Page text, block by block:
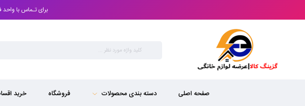
برای تـماس با واحد فروش 09936341267
صفحه اصلی دسته بندی محصولات فروشگاه خرید